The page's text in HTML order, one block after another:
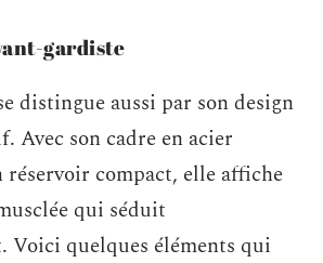
gardiste
distingue aussi par son design
Avec son cadre en acier
compact, elle affiche
qui séduit
Voici quelques éléments qui